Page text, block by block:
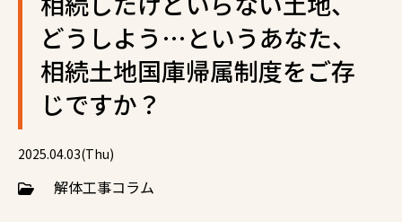
どうしよう…というあなた、
相続土地国庫帰属制度をご存
じですか？
2025.04.03(Thu)
解体工事コラム